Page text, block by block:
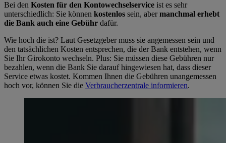
Bei den Kosten für den Kontowechselservice ist es sehr
unterschiedlich: Sie können kostenlos sein, abermanchmal erhebt
die Bank auch eine Gebühr dafür.
Wie hoch die ist? Laut Gesetzgeber muss sie angemessen sein und
den tatsächlichen Kosten entsprechen, die der Bank entstehen, wenn
Sie Ihr Girokonto wechseln. Plus: Sie müssen diese Gebühren nur
bezahlen, wenn die Bank Sie darauf hingewiesen hat, dass dieser
Service etwas kostet. Kommen Ihnen die Gebühren unangemessen
hoch vor, können Sie die Verbraucherzentrale informieren.